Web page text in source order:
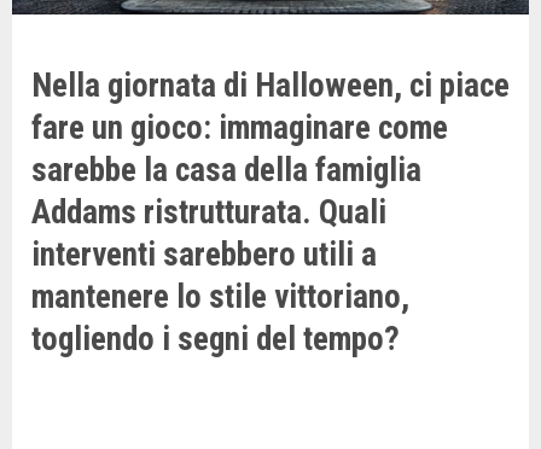
Nella giornata di Halloween, ci piace
fare un gioco: immaginare come
sarebbe la casa della famiglia
Addams ristrutturata. Quali
interventi sarebbero utili a
mantenere lo stile vittoriano,
togliendo i segni del tempo?